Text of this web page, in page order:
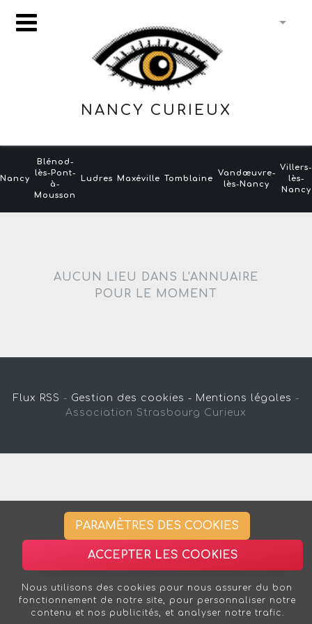
NANCY CURIEUX
Nancy
Blénod-
lès-Pont-
à-
Mousson
Ludres Maxéville Tomblaine
Vandœuvre-
lès-Nancy
Villers-
lès-
Nancy
AUCUN LIEU DANS L'ANNUAIRE
POUR LE MOMENT
Flux RSS - Gestion des cookies - Mentions légales -
Association Strasbourg Curieux
PARAMÈTRES DES COOKIES
ACCEPTER LES COOKIES
Nous utilisons des cookies pour nous assurer du bon
fonctionnement de notre site, pour personnaliser notre
contenu et nos publicités, et analyser notre trafic.